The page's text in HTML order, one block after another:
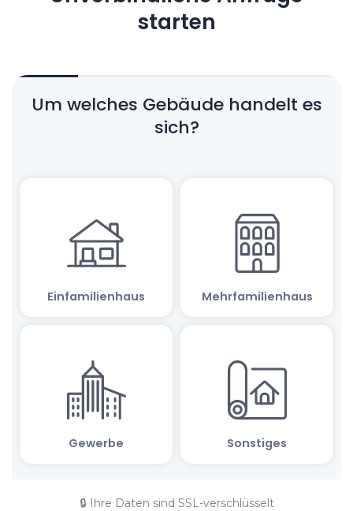
starten
🔒 Ihre Daten sind SSL-verschlüsselt